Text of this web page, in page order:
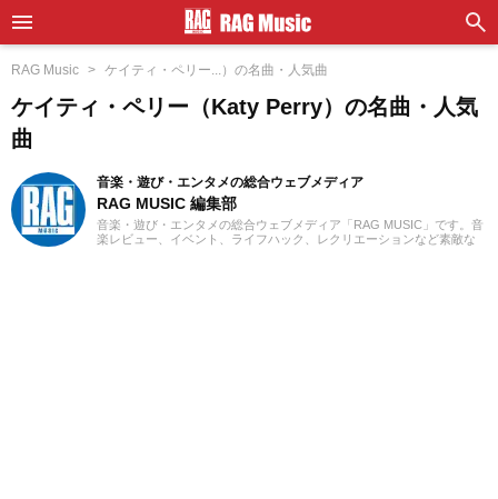
RAG Music ケイティ・ペリー...）の名曲・人気曲
ケイティ・ペリー（Katy Perry）の名曲・人気
曲
音楽・遊び・エンタメの総合ウェブメディア
RAG MUSIC 編集部
音楽・遊び・エンタメの総合ウェブメディア「RAG MUSIC」です。音
楽レビュー、イベント、ライフハック、レクリエーションなど素敵な